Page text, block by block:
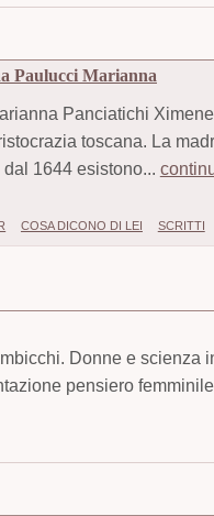
Paulucci Marianna
Panciatichi
toscana. La
1644 esistono...
COSA DICONO DI LEI SCRITTI
Donne e scienza
pensiero